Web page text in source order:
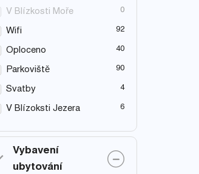
V Blízkosti Moře 0
Wifi 92
Oploceno 40
Parkoviště 90
Svatby 4
V Blízoksti Jezera 6
Vybavení
ubytování